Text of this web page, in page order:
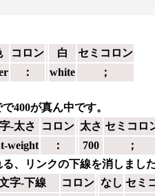
コロン 白
セミコロン
： white
；
400が真ん中です。
-太さ コロン 太さ セミコロ
weight
： 700
；
、リンクの下線を消しました
字-下線 コロン なし セミ